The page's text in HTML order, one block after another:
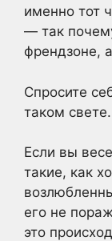
именно тот
— так
френдзоне,
Спросите
таком свете.
Если вы
такие, как
его не
это